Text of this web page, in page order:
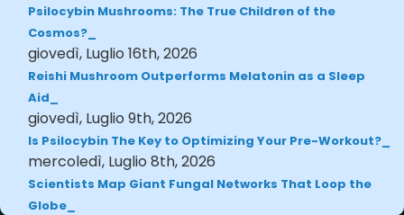
Psilocybin Mushrooms: The True Children of the
Cosmos?
giovedì, Luglio 16th, 2026
Reishi Mushroom Outperforms Melatonin as a Sleep
Aid
giovedì, Luglio 9th, 2026
Is Psilocybin The Key to Optimizing Your Pre-Workout?
mercoledì, Luglio 8th, 2026
Scientists Map Giant Fungal Networks That Loop the
Globe